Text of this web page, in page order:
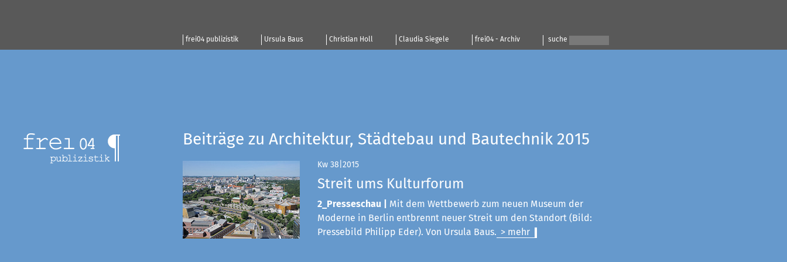
frei04 publizistik Ursula Baus Christian Holl Claudia Siegele frei04 - Archiv suche
Beiträge zu Architektur, Städtebau und Bautechnik 2015
Kw 38|2015
Streit ums Kulturforum
2_Presseschau |
Mit dem Wettbewerb zum neuen Museum der
Moderne in Berlin entbrennt neuer Streit um den Standort (Bild:
Pressebild Philipp Eder). Von Ursula Baus. > mehr